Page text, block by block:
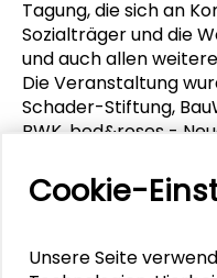
Tagung, die sich an
Sozialträger und die
und auch allen
Die Veranstaltung
Schader-Stiftung,
BWK, bed&roses -
Referenten waren
Besonderes
Cookie-
Unsere Seite